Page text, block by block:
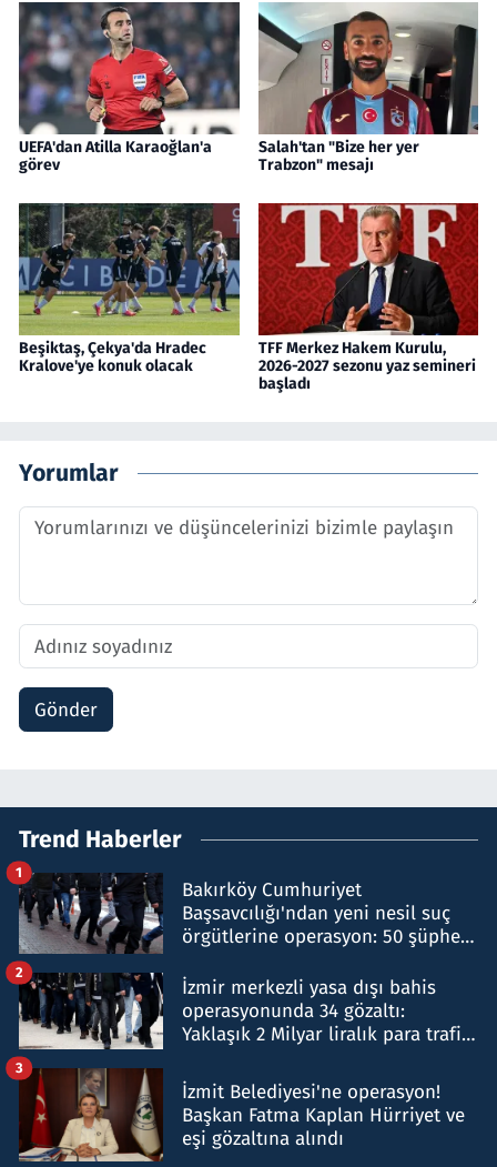
UEFA'dan Atilla Karaoğlan'a
görev
Salah'tan "Bize her yer
Trabzon" mesajı
Beşiktaş, Çekya'da Hradec
Kralove'ye konuk olacak
TFF Merkez Hakem Kurulu,
2026-2027 sezonu yaz semineri
başladı
Yorumlar
Gönder
Trend Haberler
Bakırköy Cumhuriyet
Başsavcılığı'ndan yeni nesil suç
örgütlerine operasyon: 50 şüpheli
1
İzmir merkezli yasa dışı bahis
operasyonunda 34 gözaltı:
Yaklaşık 2 Milyar liralık para trafiği
2
İzmit Belediyesi'ne operasyon!
Başkan Fatma Kaplan Hürriyet ve
eşi gözaltına alındı
3